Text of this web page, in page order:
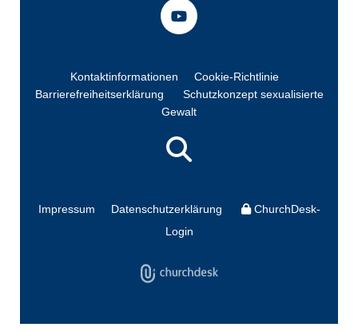
Kontaktinformationen
Cookie-Richtlinie
Barrierefreiheitserklärung
Schutzkonzept sexualisierte
Gewalt
Impressum Datenschutzerklärung
ChurchDesk-
Login